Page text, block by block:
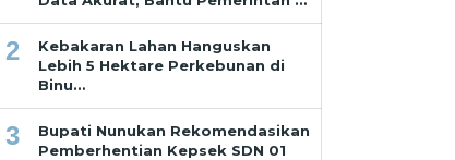
2
Kebakaran Lahan Hanguskan
Lebih 5 Hektare Perkebunan di
Binu…
3
Bupati Nunukan Rekomendasikan
Pemberhentian Kepsek SDN 01